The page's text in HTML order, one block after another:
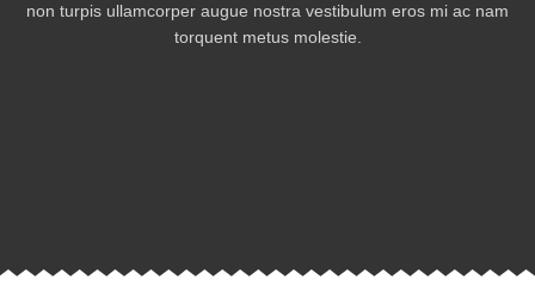
non turpis ullamcorper augue nostra vestibulum eros mi ac nam
torquent metus molestie.